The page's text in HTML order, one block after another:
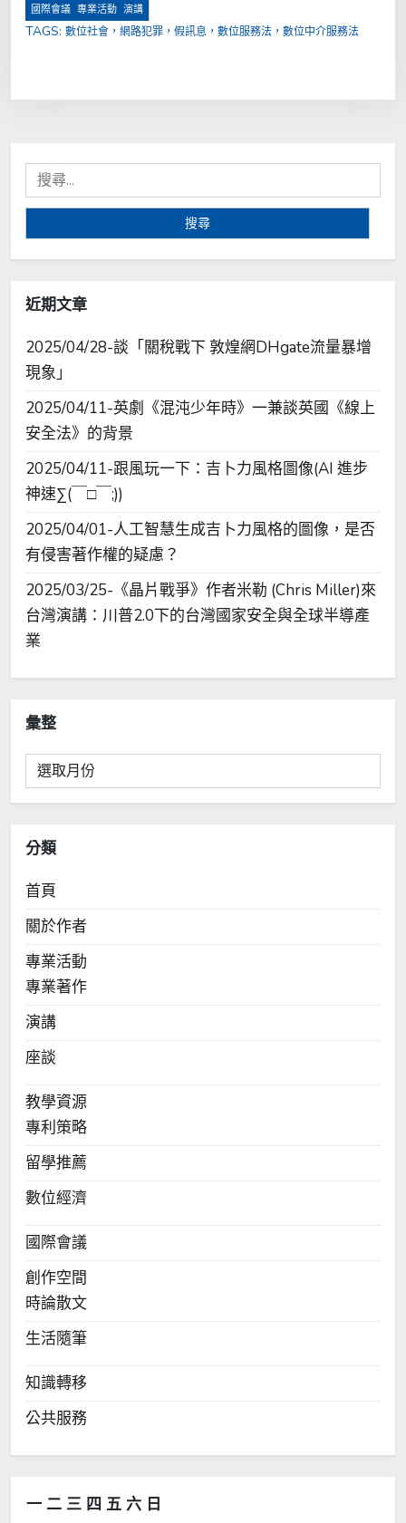
國際會議 專業活動 演講
TAGS: 數位社會，網路犯罪，假訊息，數位服務法，數位中介服務法
搜
尋
近期文章
2025/04/28-談「關稅戰下 敦煌網DHgate流量暴增
現象」
2025/04/11-英劇《混沌少年時》一兼談英國《線上
安全法》的背景
2025/04/11-跟風玩一下：吉卜力風格圖像(AI 進步
神速∑(￣□￣;))
2025/04/01-人工智慧生成吉卜力風格的圖像，是否
有侵害著作權的疑慮？
2025/03/25-《晶片戰爭》作者米勒 (Chris Miller)來
台灣演講：川普2.0下的台灣國家安全與全球半導產
業
彙整
彙
整
分類
首頁
關於作者
專業活動
專業著作
演講
座談
教學資源
專利策略
留學推薦
數位經濟
國際會議
創作空間
時論散文
生活隨筆
知識轉移
公共服務
一 二 三 四 五 六 日